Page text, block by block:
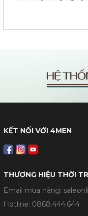
KẾT NỐI VỚI 4MEN
THƯƠNG HIỆU THỜI
Email mua hàng:
Hotline: 0868.444.644